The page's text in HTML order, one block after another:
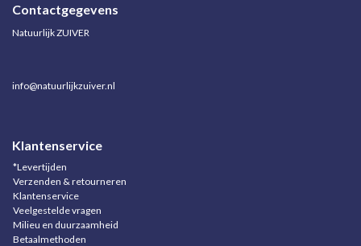
Contactgegevens
Natuurlijk ZUIVER
info@natuurlijkzuiver.nl
Klantenservice
*Levertijden
Verzenden & retourneren
Klantenservice
Veelgestelde vragen
Milieu en duurzaamheid
Betaalmethoden